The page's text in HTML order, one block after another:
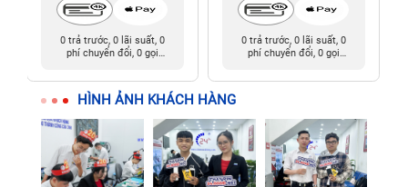
0 trả trước, 0 lãi suất, 0
phí chuyển đổi, 0 gọi
0 trả trước, 0 lãi suất, 0
phí chuyển đổi, 0 gọi
HÌNH ẢNH KHÁCH HÀNG